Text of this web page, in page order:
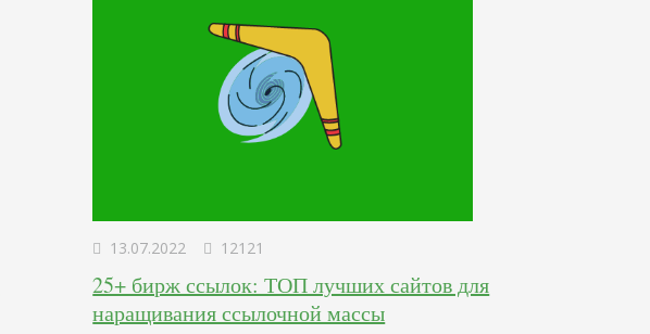
13.07.2022 12121
25+ бирж ссылок: ТОП лучших сайтов для
наращивания ссылочной массы